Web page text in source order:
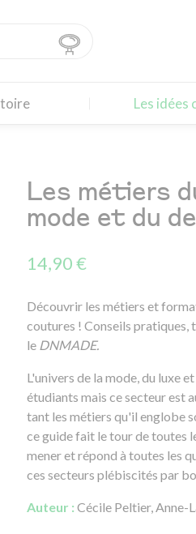
Les idées
Les métiers
mode et du
14,90 €
Découvrir les métiers et
coutures ! Conseils pratiques,
le DNMADE.
L'univers de la mode, du luxe
étudiants mais ce secteur est
tant les métiers qu'il englobe
ce guide fait le tour de toutes
mener et répond à toutes les
ces secteurs plébiscités par
Auteur : Cécile Peltier, Anne-